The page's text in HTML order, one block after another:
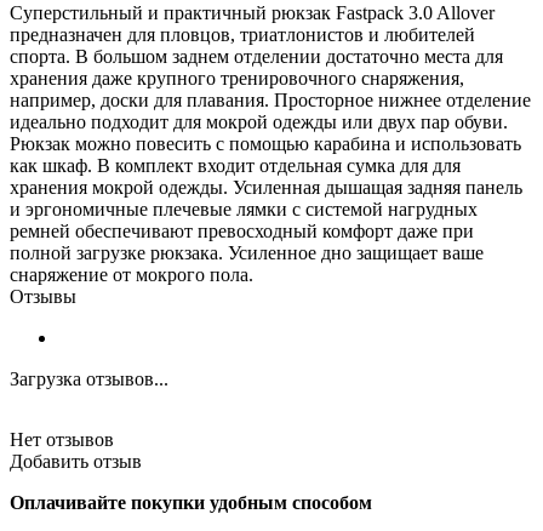
Суперстильный и практичный рюкзак Fastpack 3.0 Allover
предназначен для пловцов, триатлонистов и любителей
спорта. В большом заднем отделении достаточно места для
хранения даже крупного тренировочного снаряжения,
например, доски для плавания. Просторное нижнее отделение
идеально подходит для мокрой одежды или двух пар обуви.
Рюкзак можно повесить с помощью карабина и использовать
как шкаф. В комплект входит отдельная сумка для для
хранения мокрой одежды. Усиленная дышащая задняя панель
и эргономичные плечевые лямки с системой нагрудных
ремней обеспечивают превосходный комфорт даже при
полной загрузке рюкзака. Усиленное дно защищает ваше
снаряжение от мокрого пола.
Отзывы
Загрузка отзывов...
Нет отзывов
Добавить отзыв
Оплачивайте покупки удобным способом